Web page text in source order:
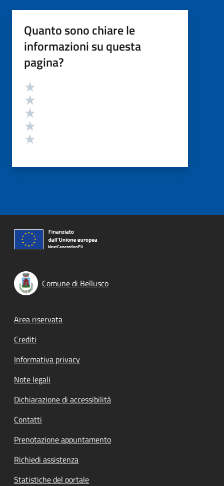
Quanto sono chiare le
informazioni su questa
pagina?
Valutazione
Comune di Bellusco
Footer menu
Area riservata
Crediti
Informativa privacy
Note legali
Dichiarazione di accessibilità
Contatti
Prenotazione appuntamento
Richiedi assistenza
Statistiche del portale